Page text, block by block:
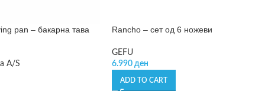
pan – бакарна тава
A/S
Rancho – сет од 6 ножеви
GEFU
6.990 ден
ADD TO CART